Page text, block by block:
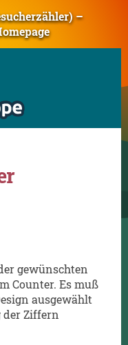
–
gewünschten
Counter. Es muß
ausgewählt
der Ziffern